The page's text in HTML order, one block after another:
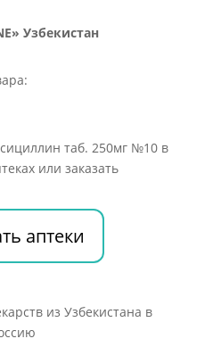
Узбекистан
таб. 250мг №10 в
или заказать
аптеки